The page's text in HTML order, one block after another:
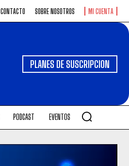
CONTACTO SOBRE NOSOTROS MI CUENTA
PLANES DE SUSCRIPCION
PODCAST EVENTOS